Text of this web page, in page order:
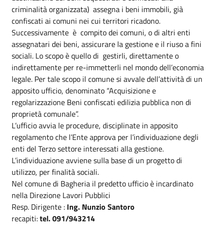
criminalità organizzata) assegna i beni immobili, già
confiscati ai comuni nei cui territori ricadono.
Successivamente è compito dei comuni, o di altri enti
assegnatari dei beni, assicurare la gestione e il riuso a fini
sociali. Lo scopo è quello di gestirli, direttamente o
indirettamente per re-immetterli nel mondo dell’economia
legale. Per tale scopo il comune si avvale dell’attività di un
apposito ufficio, denominato “Acquisizione e
regolarizzazione Beni confiscati edilizia pubblica non di
proprietà comunale”.
L’ufficio avvia le procedure, disciplinate in apposito
regolamento che l’Ente approva per l’individuazione degli
enti del Terzo settore interessati alla gestione.
L’individuazione avviene sulla base di un progetto di
utilizzo, per finalità sociali.
Nel comune di Bagheria il predetto ufficio è incardinato
nella Direzione Lavori Pubblici
Resp. Dirigente : Ing. Nunzio Santoro
recapiti:tel. 091/943214